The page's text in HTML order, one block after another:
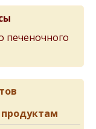
печеночного